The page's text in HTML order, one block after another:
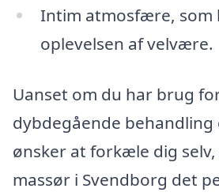
Intim atmosfære, som
oplevelsen af velvære.
Uanset om du har brug
dybdegående behandling
ønsker at forkæle dig selv,
massør i Svendborg det